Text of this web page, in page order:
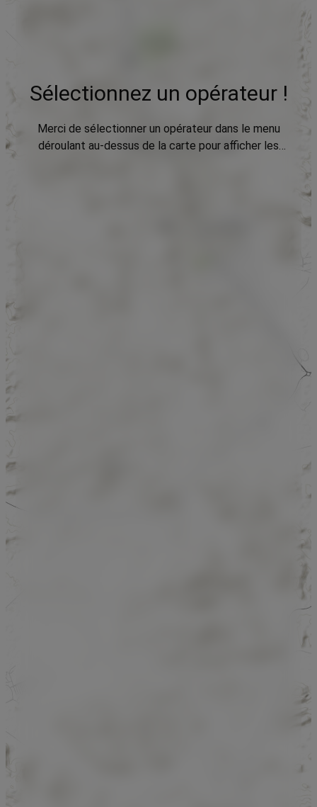
Sélectionnez un opérateur !
Merci de sélectionner un opérateur dans le menu
déroulant au-dessus de la carte pour afficher les